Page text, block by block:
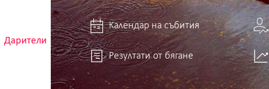
Дарители
Календар на събития
Резултати от бягане